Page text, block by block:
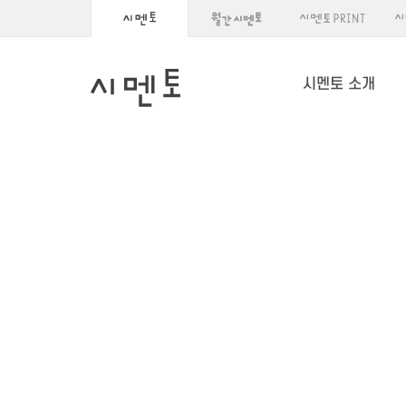
시멘토 소개